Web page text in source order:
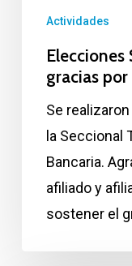
Actividades
Elecciones
gracias
Se
la Seccional
Bancaria.
afiliado y
sostener el